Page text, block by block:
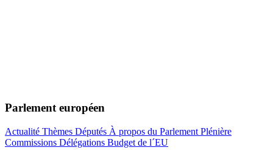
Parlement européen
Actualité Thèmes Députés À propos du Parlement Plénière
Commissions Délégations Budget de l´EU